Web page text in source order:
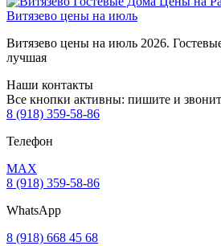
Витязево цены на июль
Витязево цены на июль 2026.
лучшая
Наши контакты
Все кнопки активны: пишите и
8 (918) 359-58-86
Телефон
MAX
8 (918) 359-58-86
WhatsApp
8 (918) 668 45 68